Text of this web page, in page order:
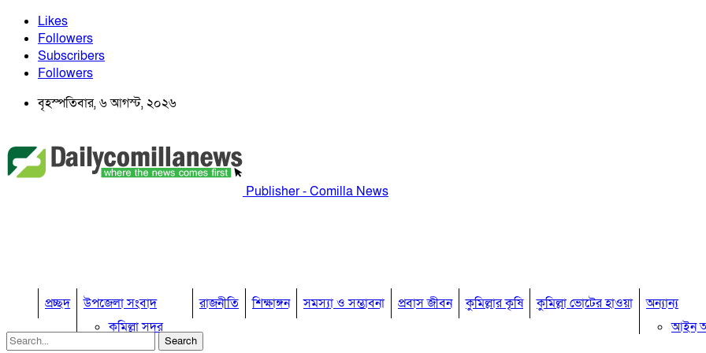
Likes
Followers
Subscribers
Followers
বৃহস্পতিবার, ৬ আগস্ট, ২০২৬
Publisher - Comilla News
প্রচ্ছদ
উপজেলা সংবাদ
কুমিল্লা সদর
কুমিল্লা সদর দক্ষিণ
রাজনীতি শিক্ষাঙ্গন সমস্যা ও সম্ভাবনা প্রবাস জীবন কুমিল্লার কৃষি কুমিল্লা ভোটের হাওয়া
অন্যান্য
আইন